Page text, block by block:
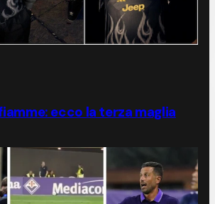
ecco la terza maglia